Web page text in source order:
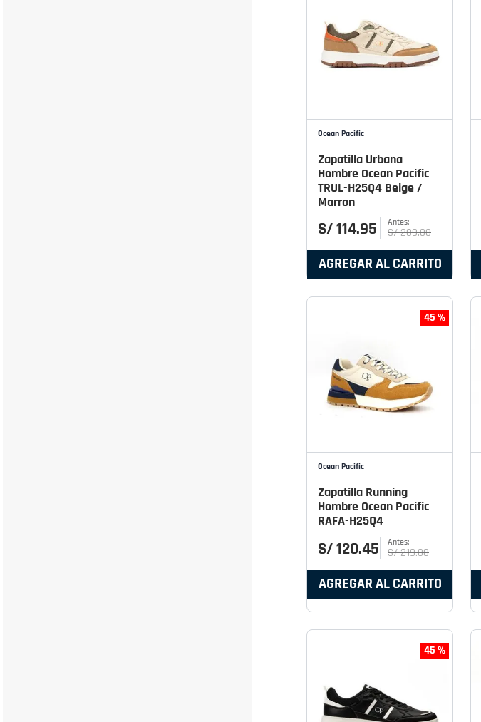
Ocean Pacific
Zapatilla Urbana
Hombre Ocean Pacific
TRUL-H25Q4 Beige /
Marron
S/114.95 S/209.00
AGREGAR AL CARRITO
45 %
Ocean Pacific
Zapatilla Running
Hombre Ocean Pacific
RAFA-H25Q4
S/120.45 S/219.00
AGREGAR AL CARRITO
45 %